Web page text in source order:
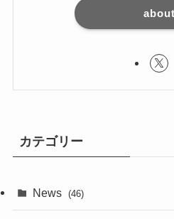
about
カテゴリー
News (46)